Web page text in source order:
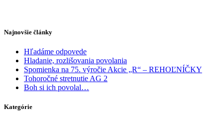
Najnovšie články
Hľadáme odpovede
Hladanie, rozlišovania povolania
Spomienka na 75. výročie Akcie „R“ – REHOĽNÍČKY
Tohoročné stretnutie AG 2
Boh si ich povolal…
Kategórie